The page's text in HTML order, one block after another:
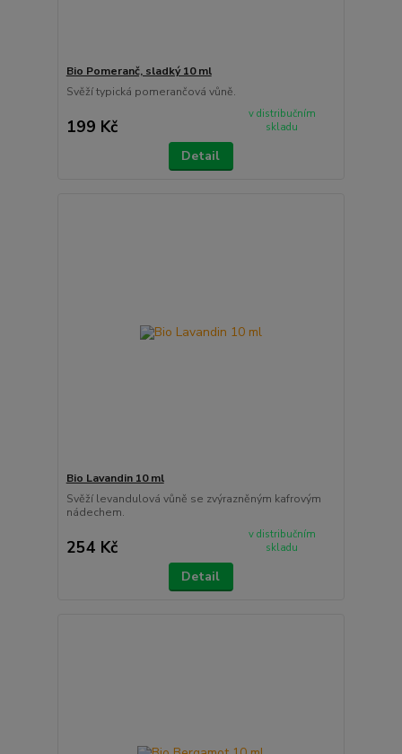
Bio Pomeranč, sladký 10 ml
Svěží typická pomerančová vůně.
199 Kč
v distribučním
skladu
Detail
Bio Lavandin 10 ml
Svěží levandulová vůně se zvýrazněným kafrovým
nádechem.
254 Kč
v distribučním
skladu
Detail